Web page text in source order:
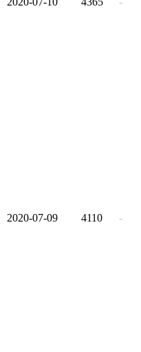
2020-07-09 4110 -